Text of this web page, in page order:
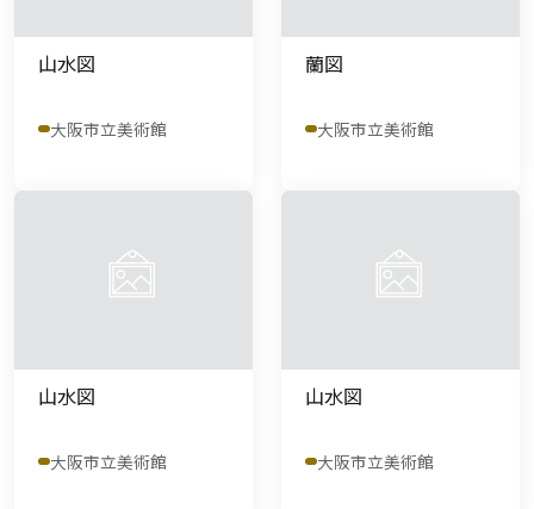
山水図
大阪市立美術館
蘭図
大阪市立美術館
山水図
大阪市立美術館
山水図
大阪市立美術館